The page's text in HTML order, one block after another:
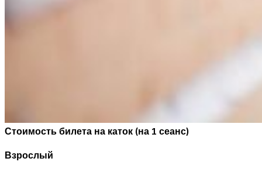
Стоимость билета на каток (на 1 сеанс)
Взрослый